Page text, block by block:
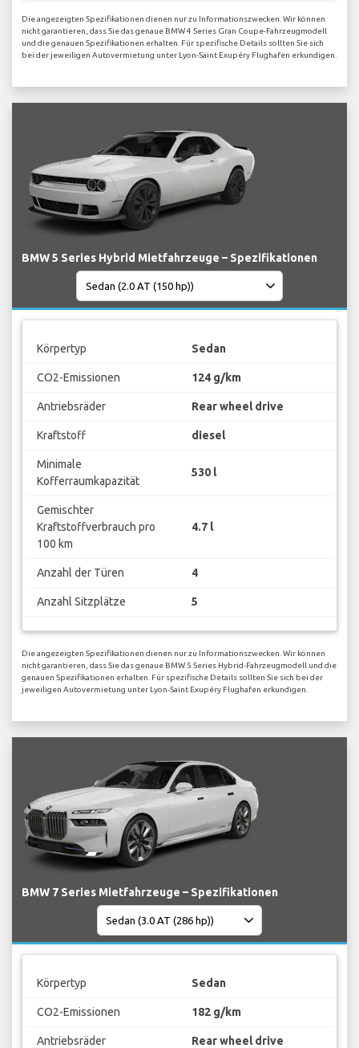
Die angezeigten Spezifikationen dienen nur zu Informationszwecken. Wir können
nicht garantieren, dass Sie das genaue BMW 4 Series Gran Coupe-Fahrzeugmodell
und die genauen Spezifikationen erhalten. Für spezifische Details sollten Sie sich
bei der jeweiligen Autovermietung unter Lyon-Saint Exupéry Flughafen erkundigen.
BMW 5 Series Hybrid Mietfahrzeuge – Spezifikationen
Körpertyp Sedan
CO2-Emissionen 124 g/km
Antriebsräder Rear wheel drive
Kraftstoff diesel
Minimale
Kofferraumkapazität
530 l
Gemischter
Kraftstoffverbrauch pro
100 km
4.7 l
Anzahl der Türen 4
Anzahl Sitzplätze 5
Die angezeigten Spezifikationen dienen nur zu Informationszwecken. Wir können
nicht garantieren, dass Sie das genaue BMW 5 Series Hybrid-Fahrzeugmodell und die
genauen Spezifikationen erhalten. Für spezifische Details sollten Sie sich bei der
jeweiligen Autovermietung unter Lyon-Saint Exupéry Flughafen erkundigen.
BMW 7 Series Mietfahrzeuge – Spezifikationen
Körpertyp Sedan
CO2-Emissionen 182 g/km
Antriebsräder Rear wheel drive